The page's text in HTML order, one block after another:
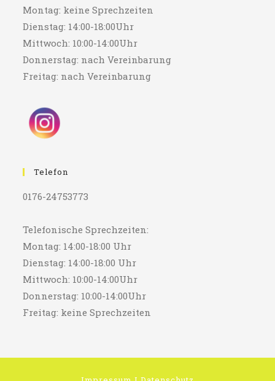
Montag: keine Sprechzeiten
Dienstag: 14:00-18:00Uhr
Mittwoch: 10:00-14:00Uhr
Donnerstag: nach Vereinbarung
Freitag: nach Vereinbarung
Telefon
0176-24753773
Telefonische Sprechzeiten:
Montag: 14:00-18:00 Uhr
Dienstag: 14:00-18:00 Uhr
Mittwoch: 10:00-14:00Uhr
Donnerstag: 10:00-14:00Uhr
Freitag: keine Sprechzeiten